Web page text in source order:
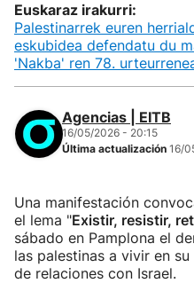
Euskaraz irakurri:
Palestinarrek euren
eskubidea defendatu du
'Nakba' ren 78.
Agencias | EITB
16/05/2026 - 20:15
Última actualización 16/
Una manifestación
el lema "Existir, resistir,
sábado en Pamplona el
las palestinas a vivir en
de relaciones con Israel.